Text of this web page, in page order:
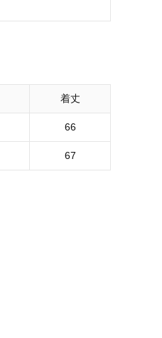
着丈
66
67